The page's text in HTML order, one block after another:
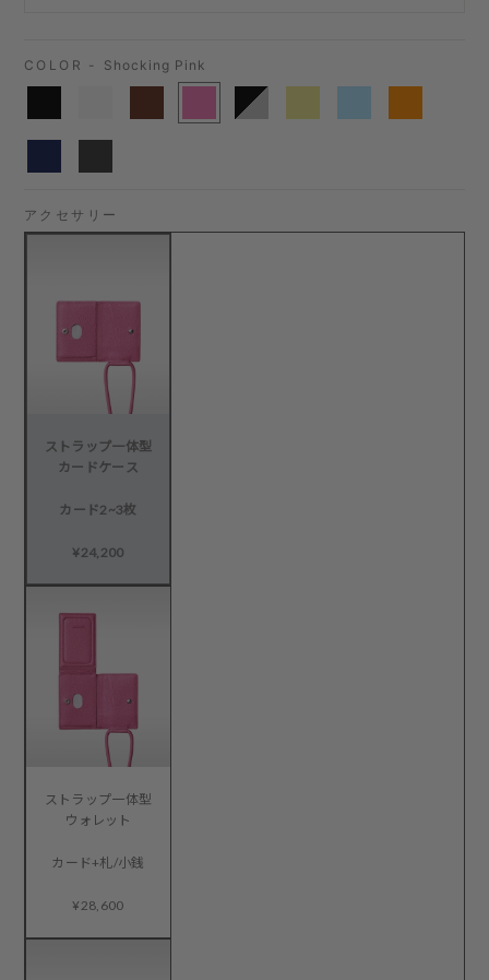
COLOR - Shocking Pink
アクセサリー
ストラップ一体型
カードケース
カード2~3枚
¥24,200
ストラップ一体型
ウォレット
カード+札/小銭
¥28,600